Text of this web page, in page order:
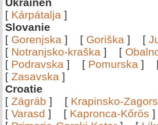
[ Kárpátalja ]
Slovanie
[ Gorenjska ] [ Goriška ] [
[ Notranjsko-kraška ] [
[ Podravska ] [ Pomurska ]
[ Zasavska ]
Croatie
[ Zágráb ] [ Krapinsko-
[ Varasd ] [ Kapronca-Kőrös